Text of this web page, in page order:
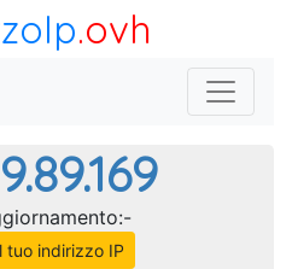
.ovh
tuo indirizzo IP